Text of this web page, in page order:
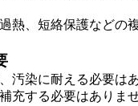
熱、短絡保護などの
汚染に耐える必要は
充する必要はありませ